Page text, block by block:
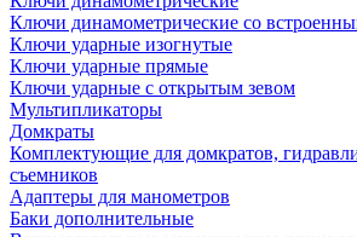
Ключи динамометрические со
Ключи ударные изогнутые
Ключи ударные прямые
Ключи ударные с открытым зевом
Мультипликаторы
Домкраты
Комплектующие для домкратов,
съемников
Адаптеры для манометров
Баки дополнительные